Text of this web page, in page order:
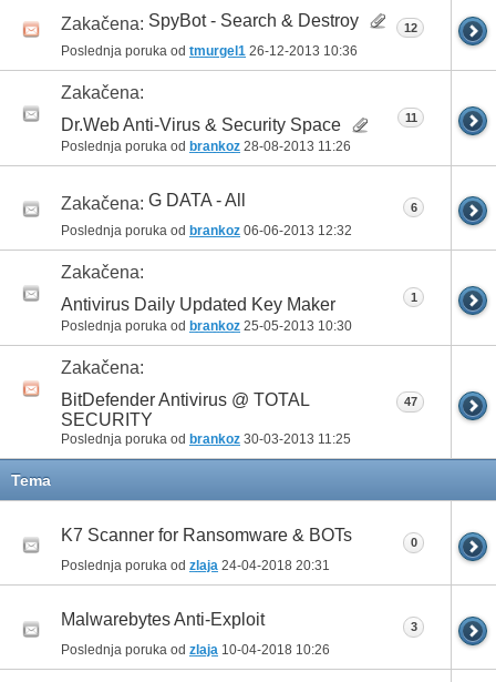
Zakačena: SpyBot - Search & Destroy
Poslednja poruka od tmurgel1 26-12-2013 10:36
12
Zakačena:
Dr.Web Anti-Virus & Security Space
Poslednja poruka od brankoz 28-08-2013 11:26
11
Zakačena: G DATA - All
Poslednja poruka od brankoz 06-06-2013 12:32
6
Zakačena:
Antivirus Daily Updated Key Maker
Poslednja poruka od brankoz 25-05-2013 10:30
1
Zakačena:
BitDefender Antivirus @ TOTAL
SECURITY
Poslednja poruka od brankoz 30-03-2013 11:25
47
Tema
K7 Scanner for Ransomware & BOTs
Poslednja poruka od zlaja 24-04-2018 20:31
0
Malwarebytes Anti-Exploit
Poslednja poruka od zlaja 10-04-2018 10:26
3